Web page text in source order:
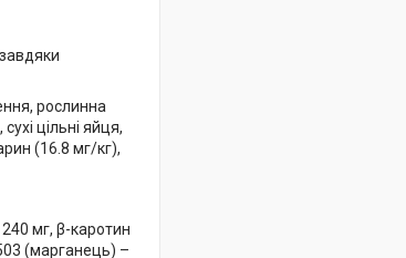
рослинна
цільні яйця,
(16.8 мг/кг),
мг, β-каротин
(марганець) –